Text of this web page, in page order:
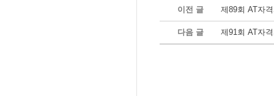
이전 글 제89회 AT자
다음 글 제91회 AT자